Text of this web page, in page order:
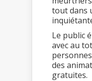
tout dans
Le public
avec au
des
gratuites.